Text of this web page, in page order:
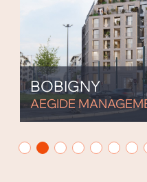
BOBIGNY
AEGIDE